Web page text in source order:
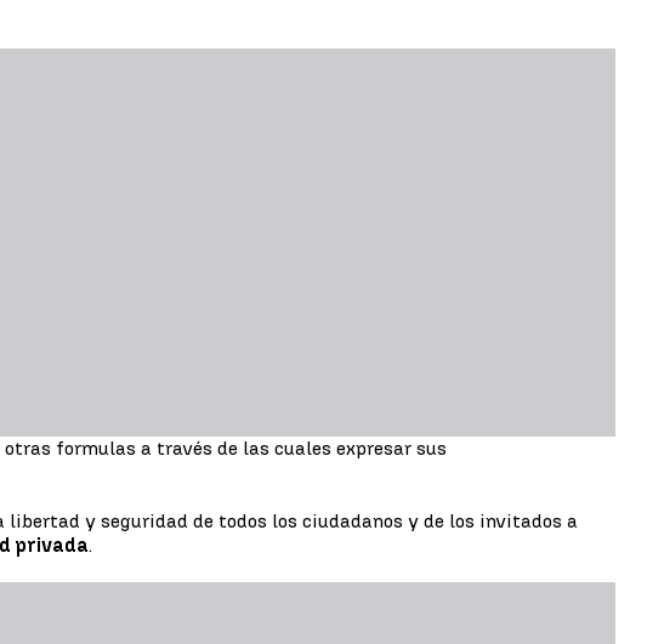
formulas a través de las cuales expresar sus
y seguridad de todos los ciudadanos y de los invitados a
privada.